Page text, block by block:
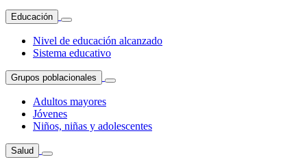
Educación
Nivel de educación alcanzado
Sistema educativo
Grupos poblacionales
Adultos mayores
Jóvenes
Niños, niñas y adolescentes
Salud